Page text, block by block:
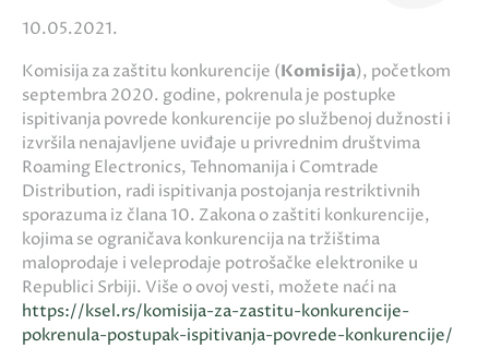
10.05.2021.
Komisija za zaštitu konkurencije (Komisija), početkom
septembra 2020. godine, pokrenula je postupke
ispitivanja povrede konkurencije po službenoj dužnosti i
izvršila nenajavljene uviđaje u privrednim društvima
Roaming Electronics, Tehnomanija i Comtrade
Distribution, radi ispitivanja postojanja restriktivnih
sporazuma iz člana 10. Zakona o zaštiti konkurencije,
kojima se ograničava konkurencija na tržištima
maloprodaje i veleprodaje potrošačke elektronike u
Republici Srbiji. Više o ovoj vesti, možete naći na
https://ksel.rs/komisija-za-zastitu-konkurencije-
pokrenula-postupak-ispitivanja-povrede-konkurencije/